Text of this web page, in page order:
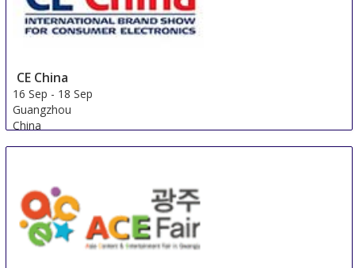
CE China
16 Sep - 18 Sep
Guangzhou
China